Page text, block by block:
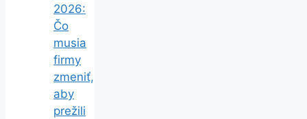
2026:
Čo
musia
firmy
zmeniť,
aby
prežili